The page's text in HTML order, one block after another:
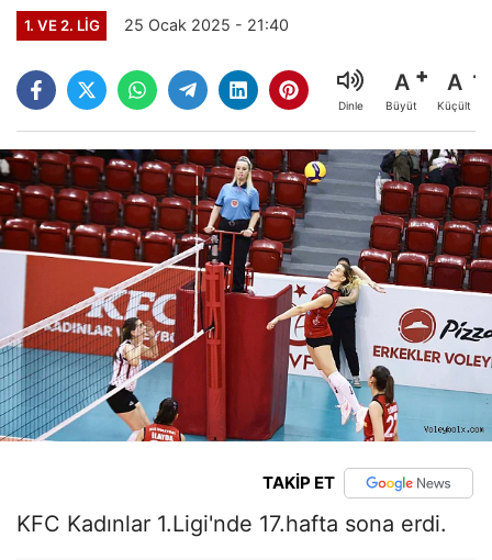
1. VE 2. LIG 25 Ocak 2025 - 21:40
Dinle
A
Büyüt
A
Küçült
TAKİP ET
KFC Kadınlar 1.Ligi'nde 17.hafta sona erdi.